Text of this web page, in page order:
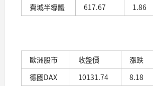
費城半導體
617.67 1.86
歐洲股市 收盤價 漲跌
德國DAX
10131.74 8.18